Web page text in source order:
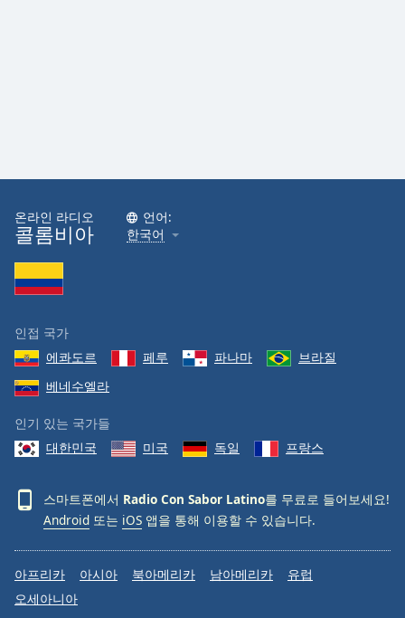
Font
Family
Reset
Close
Modal
Dialog
dialog
window.
온라인 라디오
콜롬비아
언어:
한국어
인접 국가
에콰도르
페루 파나마
브라질
베네수엘라
인기 있는 국가들
대한민국
미국 독일 프랑스
스마트폰에서 Radio Con Sabor Latino를 무료로 들어보세요!
Android 또는 iOS 앱을 통해 이용할 수 있습니다.
아프리카 아시아 북아메리카 남아메리카
유럽
오세아니아